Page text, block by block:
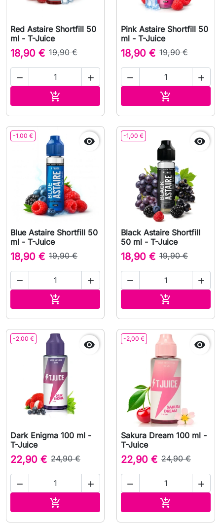
Red Astaire Shortfill 50
ml - T-Juice
18,90 € 19,90 €
 

Pink Astaire Shortfill 50
ml - T-Juice
18,90 € 19,90 €
 

-1,00 € 
Blue Astaire Shortfill 50
ml - T-Juice
18,90 € 19,90 €
 

-1,00 € 
Black Astaire Shortfill
50 ml - T-Juice
18,90 € 19,90 €
 

-2,00 € 
Dark Enigma 100 ml -
T-Juice
22,90 € 24,90 €
 

-2,00 € 
Sakura Dream 100 ml -
T-Juice
22,90 € 24,90 €
 
